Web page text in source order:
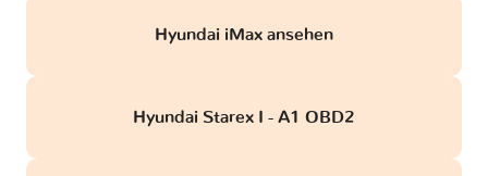
Hyundai iMax ansehen
Hyundai Starex I - A1 OBD2